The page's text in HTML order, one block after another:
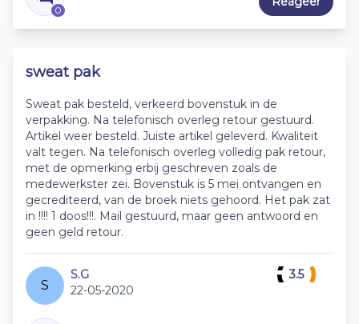
0
sweat pak
Sweat pak besteld, verkeerd bovenstuk in de
verpakking. Na telefonisch overleg retour gestuurd.
Artikel weer besteld. Juiste artikel geleverd. Kwaliteit
valt tegen. Na telefonisch overleg volledig pak retour,
met de opmerking erbij geschreven zoals de
medewerkster zei. Bovenstuk is 5 mei ontvangen en
gecrediteerd, van de broek niets gehoord. Het pak zat
in !!!! 1 doos!!!. Mail gestuurd, maar geen antwoord en
geen geld retour.
S
S.G
22-05-2020
3.5